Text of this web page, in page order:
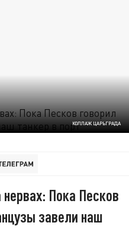
КОЛЛАЖ ЦАРЬГРАДА
Пока Песков
завели наш